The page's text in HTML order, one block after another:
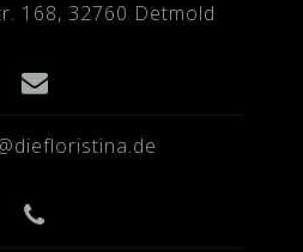
168, 32760 Detmold